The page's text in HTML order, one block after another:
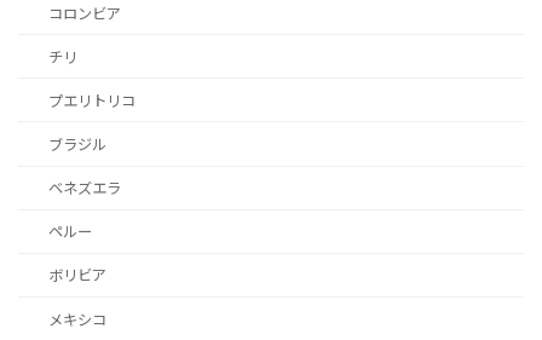
コロンビア
チリ
プエリトリコ
ブラジル
ベネズエラ
ペルー
ボリビア
メキシコ